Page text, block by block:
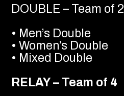
DOUBLE – Team of 2
• Men’s Double
• Women’s Double
• Mixed Double
RELAY – Team of 4